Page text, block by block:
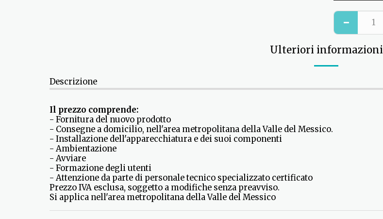
Ulteriori informazioni
Descrizione
Il prezzo comprende:
- Fornitura del nuovo prodotto
- Consegne a domicilio, nell'area metropolitana della Valle del Messico.
- Installazione dell'apparecchiatura e dei suoi componenti
- Ambientazione
- Avviare
- Formazione degli utenti
- Attenzione da parte di personale tecnico specializzato certificato
Prezzo IVA esclusa, soggetto a modifiche senza preavviso.
Si applica nell'area metropolitana della Valle del Messico